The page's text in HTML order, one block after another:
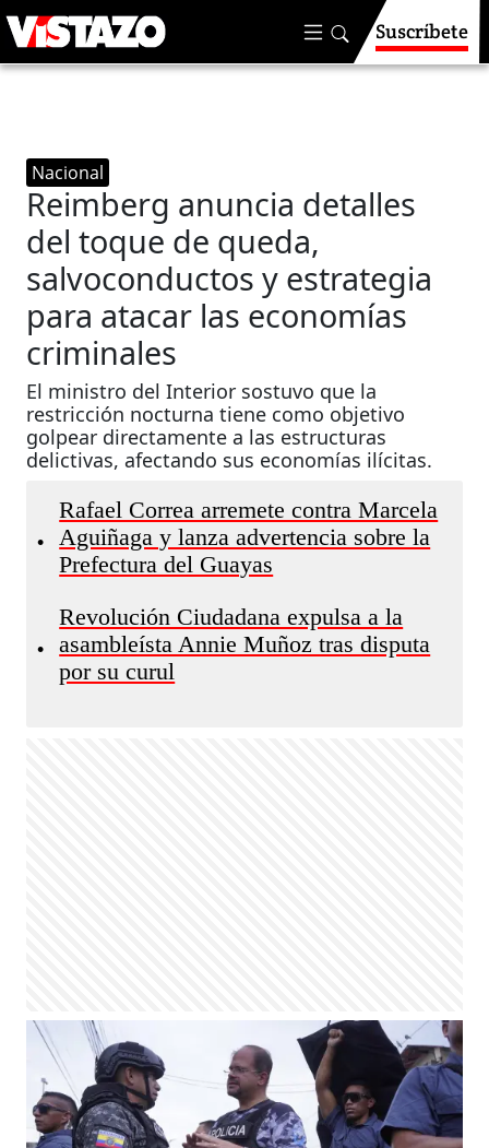
Suscríbete
Nacional
Reimberg anuncia detalles
del toque de queda,
salvoconductos y estrategia
para atacar las economías
criminales
El ministro del Interior sostuvo que la
restricción nocturna tiene como objetivo
golpear directamente a las estructuras
delictivas, afectando sus economías ilícitas.
•
Rafael Correa arremete contra Marcela
Aguiñaga y lanza advertencia sobre la
Prefectura del Guayas
•
Revolución Ciudadana expulsa a la
asambleísta Annie Muñoz tras disputa
por su curul